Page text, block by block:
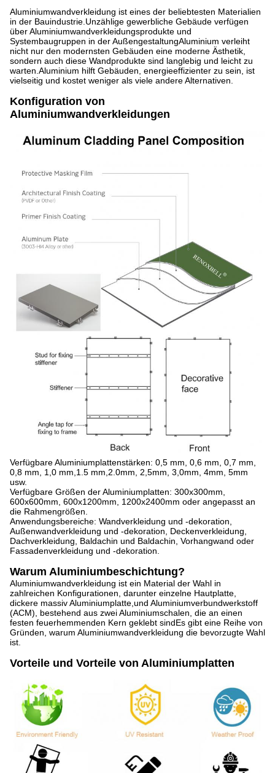
Aluminiumwandverkleidung ist eines der beliebtesten Materialien
in der Bauindustrie.Unzählige gewerbliche Gebäude verfügen
über Aluminiumwandverkleidungsprodukte und
Systembaugruppen in der AußengestaltungAluminium verleiht
nicht nur den modernsten Gebäuden eine moderne Ästhetik,
sondern auch diese Wandprodukte sind langlebig und leicht zu
warten.Aluminium hilft Gebäuden, energieeffizienter zu sein, ist
vielseitig und kostet weniger als viele andere Alternativen.
Konfiguration von
Aluminiumwandverkleidungen
Verfügbare Aluminiumplattenstärken: 0,5 mm, 0,6 mm, 0,7 mm,
0,8 mm, 1,0 mm,1.5 mm,2.0mm, 2,5mm, 3,0mm, 4mm, 5mm
usw.
Verfügbare Größen der Aluminiumplatten: 300x300mm,
600x600mm, 600x1200mm, 1200x2400mm oder angepasst an
die Rahmengrößen.
Anwendungsbereiche: Wandverkleidung und -dekoration,
Außenwandverkleidung und -dekoration, Deckenverkleidung,
Dachverkleidung, Baldachin und Baldachin, Vorhangwand oder
Fassadenverkleidung und -dekoration.
Warum Aluminiumbeschichtung?
Aluminiumwandverkleidung ist ein Material der Wahl in
zahlreichen Konfigurationen, darunter einzelne Hautplatte,
dickere massiv Aluminiumplatte,und Aluminiumverbundwerkstoff
(ACM), bestehend aus zwei Aluminiumschalen, die an einen
festen feuerhemmenden Kern geklebt sindEs gibt eine Reihe von
Gründen, warum Aluminiumwandverkleidung die bevorzugte Wahl
ist.
Vorteile und Vorteile von Aluminiumplatten